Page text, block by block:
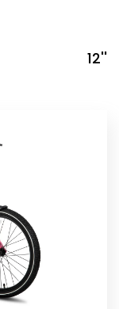
12''